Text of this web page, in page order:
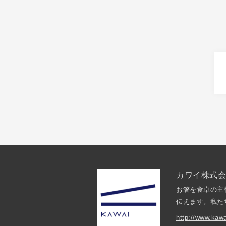
カワイ株式
お箸を食卓の
伝えます。私
http://